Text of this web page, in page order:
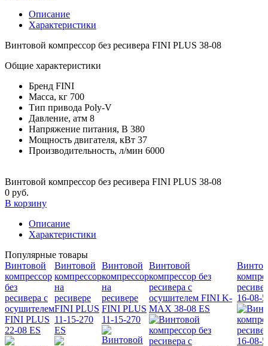
Описание
Характеристики
Винтовой компрессор без ресивера FINI PLUS 38-08
Общие характеристики
Бренд FINI
Масса, кг 700
Тип привода Poly-V
Давление, атм 8
Напряжение питания, В 380
Мощность двигателя, кВт 37
Производительность, л/мин 6000
Винтовой компрессор без ресивера FINI PLUS 38-08
0 руб.
В корзину
Описание
Характеристики
Популярные товары
Винтовой
компрессор
без
ресивера с
осушителем
FINI PLUS
22-08 ES
Винтовой
компрессор
на
ресивере
FINI PLUS
11-15-270
ES
Винтовой
компрессор
на
ресивере
FINI PLUS
11-15-270
Винтовой
компрессор без
ресивера с
осушителем FINI K-
MAX 38-08 ES
16-08-